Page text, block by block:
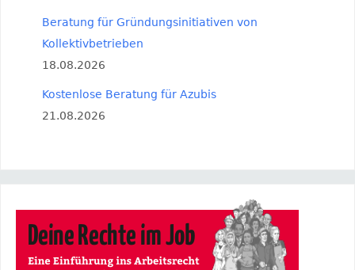
Beratung für Gründungsinitiativen von
Kollektivbetrieben
18.08.2026
Kostenlose Beratung für Azubis
21.08.2026